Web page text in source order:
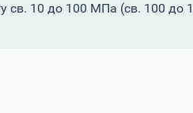
св. 10 до 100 МПа (св. 100 до